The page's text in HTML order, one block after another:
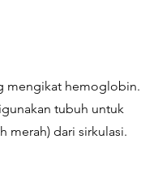
mengikat hemoglobin.
tubuh untuk
merah) dari sirkulasi.